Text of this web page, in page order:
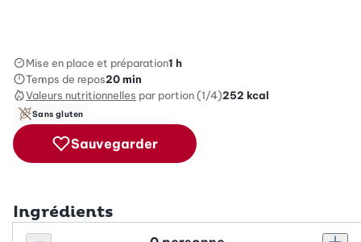
Mise en place et préparation1 h
Temps de repos20 min
Valeurs nutritionnelles par portion (1/4)252 kcal
Sans gluten
Sauvegarder
Ingrédients